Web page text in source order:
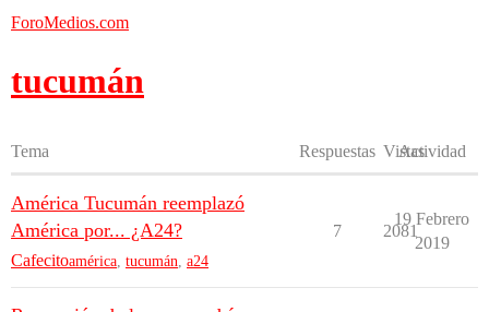
ForoMedios.com
tucumán
Tema Respuestas Vistas
Actividad
América Tucumán reemplazó
América por... ¿A24?
Cafecitoamérica tucumán a24
7 2081
19 Febrero
2019